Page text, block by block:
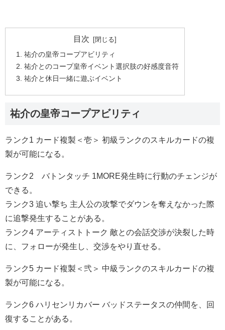
目次
祐介の皇帝コープアビリティ
祐介とのコープ皇帝イベント選択肢の好感度音符
祐介と休日一緒に遊ぶイベント
祐介の皇帝コープアビリティ
ランク1 カード複製＜壱＞ 初級ランクのスキルカードの複
製が可能になる。
ランク2 バトンタッチ 1MORE発生時に行動のチェンジが
できる。
ランク3 追い撃ち 主人公の攻撃でダウンを奪えなかった際
に追撃発生することがある。
ランク4 アーティストトーク 敵との会話交渉が決裂した時
に、フォローが発生し、交渉をやり直せる。
ランク5 カード複製＜弐＞ 中級ランクのスキルカードの複
製が可能になる。
ランク6 ハリセンリカバー バッドステータスの仲間を、回
復することがある。